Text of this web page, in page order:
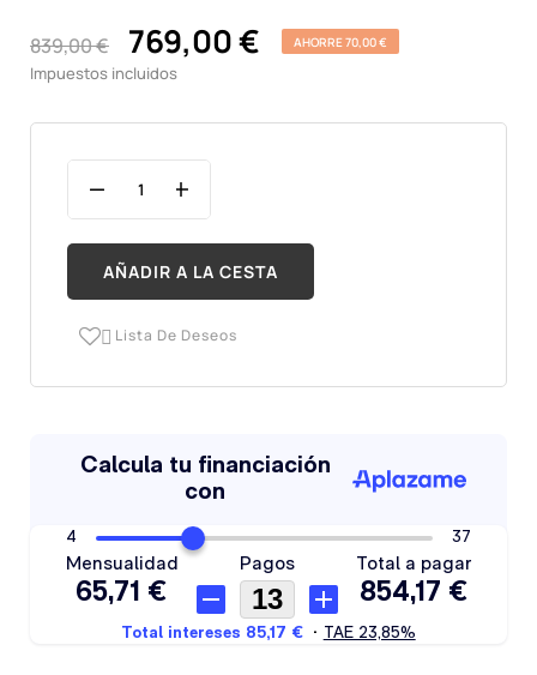
839,00 € 769,00 € AHORRE 70,00 €
Impuestos incluidos
AÑADIR A LA CESTA
 Lista De Deseos